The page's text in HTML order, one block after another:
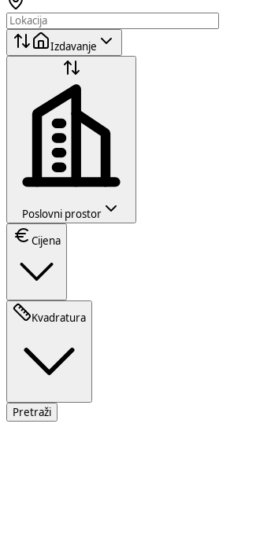
Izdavanje
Poslovni prostor
Cijena
Kvadratura
Pretraži